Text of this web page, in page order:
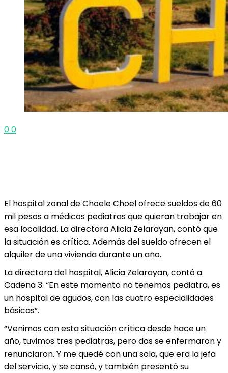
00
El hospital zonal de Choele Choel ofrece sueldos de 60
mil pesos a médicos pediatras que quieran trabajar en
esa localidad. La directora Alicia Zelarayan, contó que
la situación es crítica. Además del sueldo ofrecen el
alquiler de una vivienda durante un año.
La directora del hospital, Alicia Zelarayan, contó a
Cadena 3: “En este momento no tenemos pediatra, es
un hospital de agudos, con las cuatro especialidades
básicas”.
“Venimos con esta situación crítica desde hace un
año, tuvimos tres pediatras, pero dos se enfermaron y
renunciaron. Y me quedé con una sola, que era la jefa
del servicio, y se cansó, y también presentó su